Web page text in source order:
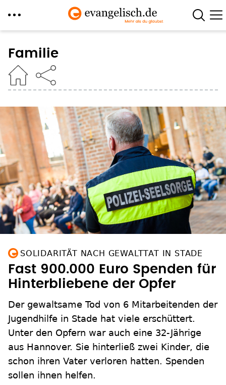
zum
Inhalt
Familie
SOLIDARITÄT NACH GEWALTTAT IN STADE
Fast 900.000 Euro Spenden für
Hinterbliebene der Opfer
Der gewaltsame Tod von 6 Mitarbeitenden der
Jugendhilfe in Stade hat viele erschüttert.
Unter den Opfern war auch eine 32-Jährige
aus Hannover. Sie hinterließ zwei Kinder, die
schon ihren Vater verloren hatten. Spenden
sollen ihnen helfen.